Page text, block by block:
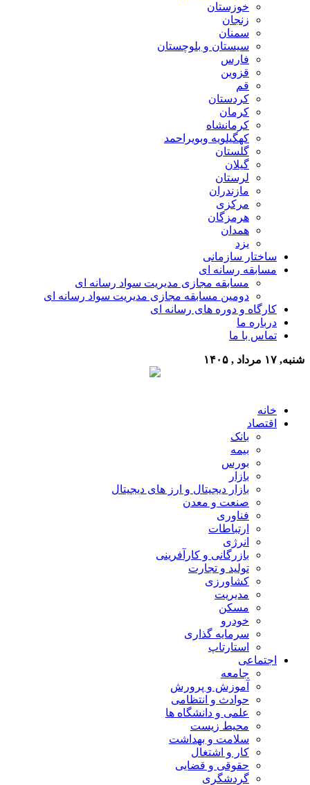
خوزستان
زنجان
سمنان
سیستان و بلوچستان
فارس
قزوین
قم
کردستان
کرمان
کرمانشاه
کهگیلویه وبویراحمد
گلستان
گیلان
لرستان
مازندران
مرکزی
هرمزگان
همدان
یزد
ساختار سازمانی
مسابقه رسانه ای
مسابقه مجازی مدیریت سواد رسانه ای
دومین مسابقه مجازی مدیریت سواد رسانه ای
کارگاه و دوره های رسانه ای
درباره ما
تماس با ما
شنبه, ۱۷ مرداد , ۱۴۰۵
خانه
اقتصاد
بانک
بیمه
بورس
بازار
بازار دیجیتال و ارز های دیجیتال
صنعت و معدن
فناوری
ارتباطات
انرژی
بازرگانی و کارآفرینی
تولید و تجارت
کشاورزی
مدیریت
مسکن
خودرو
سرمایه گذاری
استارتاپ
اجتماعی
جامعه
آموزش و پرورش
حوادث و انتظامی
علمی و دانشگاه ها
محیط زیست
سلامت و بهداشت
کار و اشتغال
حقوقی و قضایی
گردشگری